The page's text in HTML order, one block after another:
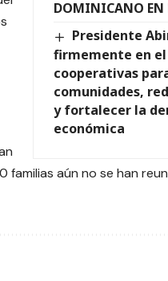
DOMINICANO EN
Presidente
firmemente en el
cooperativas
comunidades,
y fortalecer la
económica
familias aún no se han